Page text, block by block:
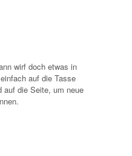
wirf doch etwas in
auf die Tasse
auf die Seite, um neue